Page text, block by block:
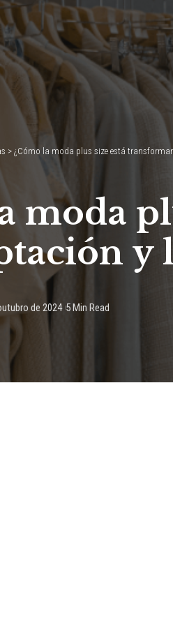
> ¿Cómo la moda plus size está
moda
y
de 2024 5 Min Read